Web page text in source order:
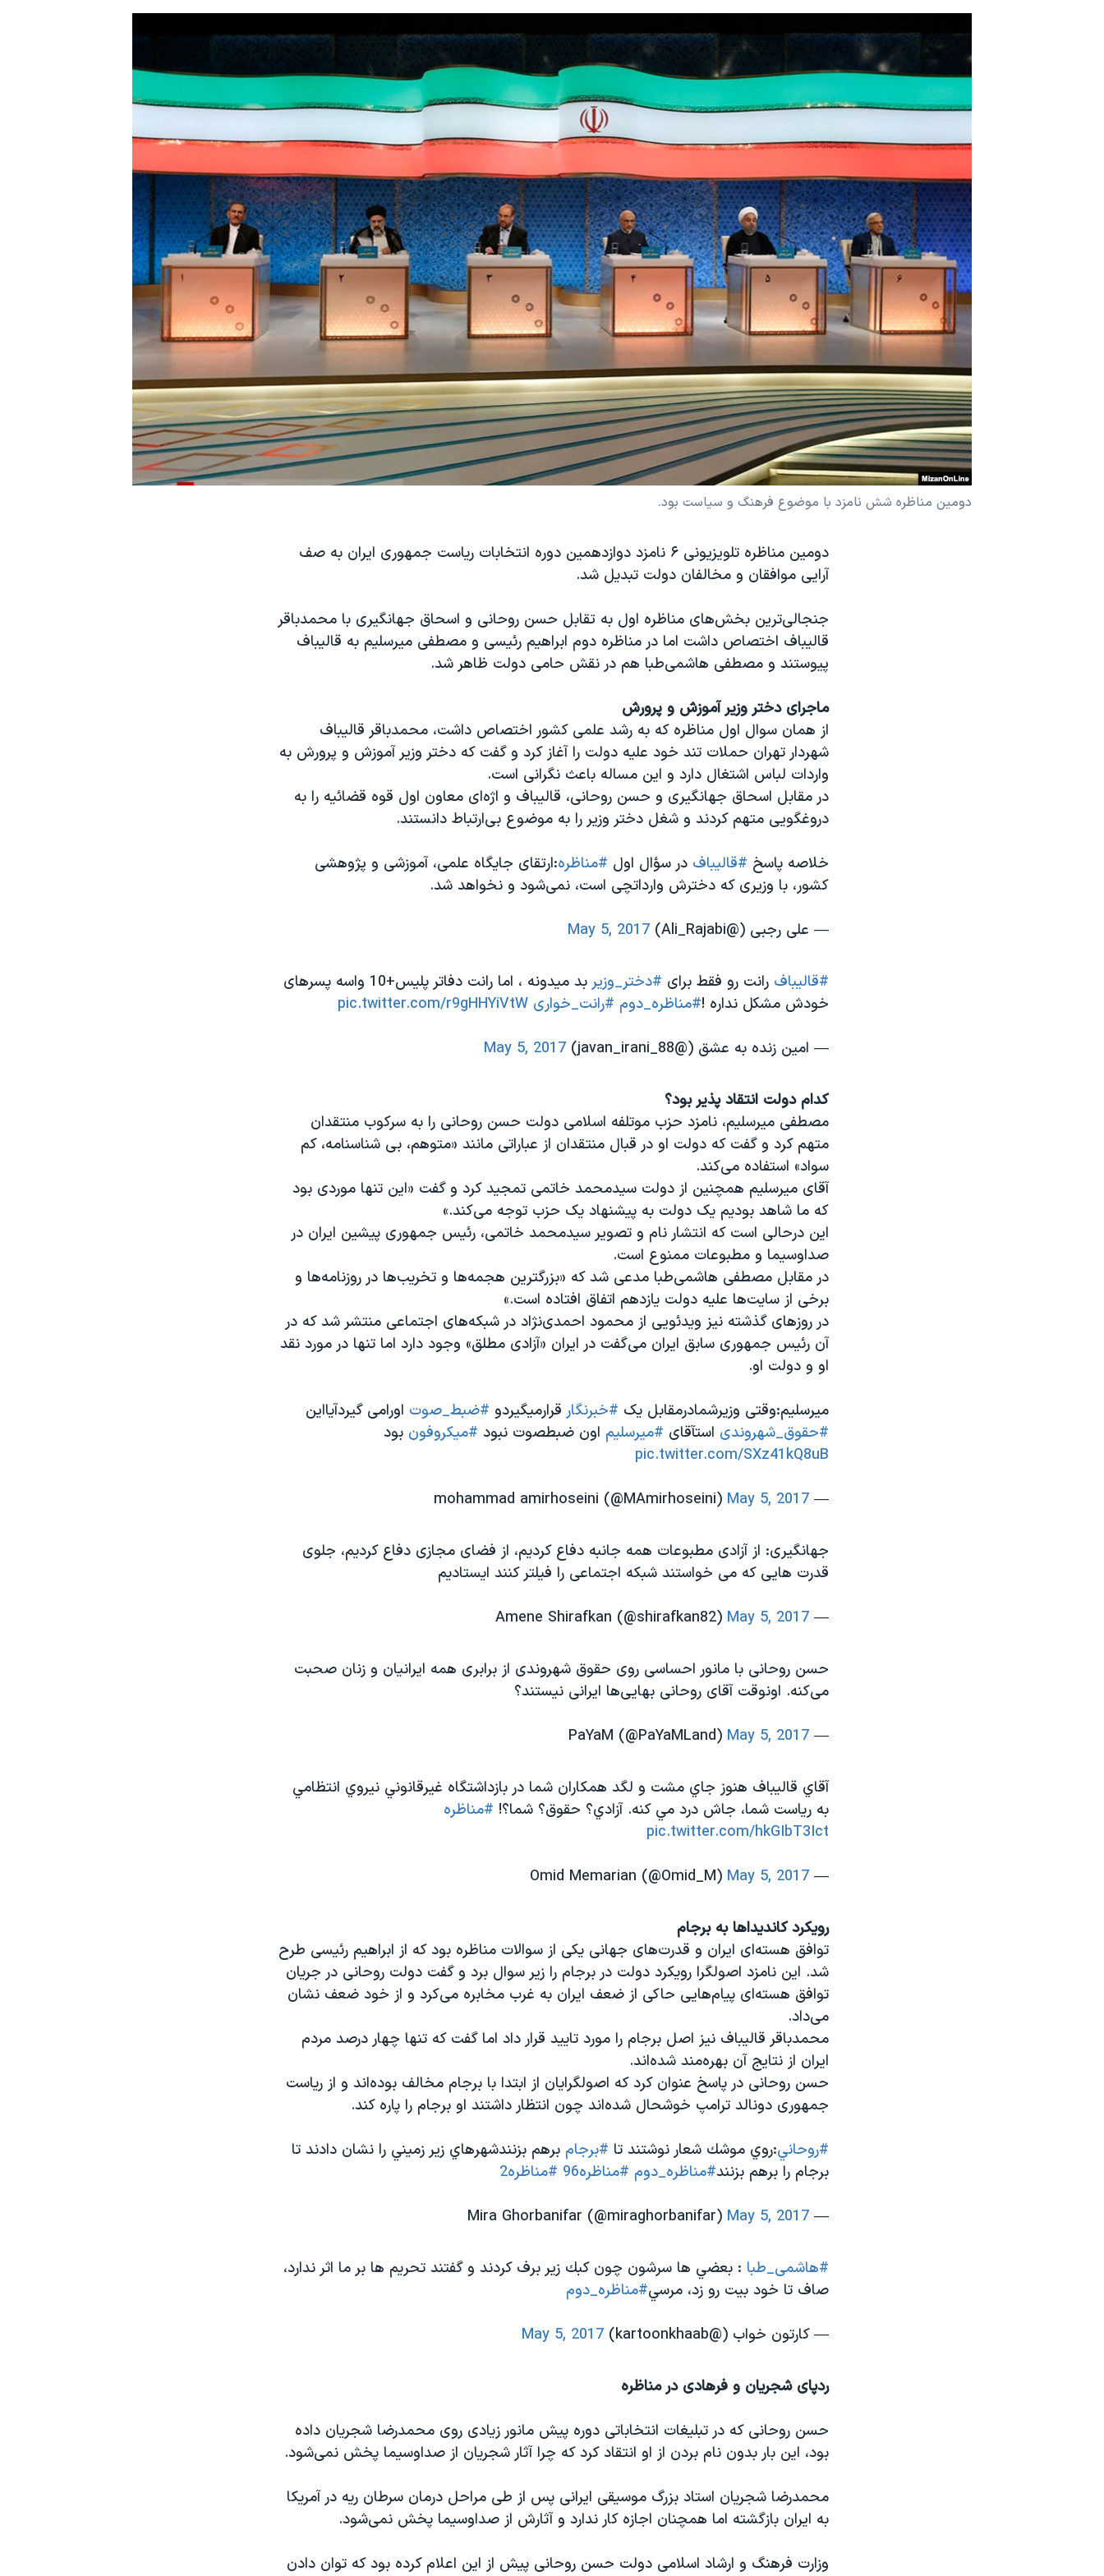
انتخابات ریاست جمهوری آمریکا ۲۰۲۴
حمله جمهوری اسلامی به اسرائیل
اعتراضات زن، زندگی، آزادی
مجموعه مستندهای دادخواهی
چهل سال گروگان‌گیری
قانون شفافیت دارائی کادر رهبری ایران
اعتراضات مردمی آبان ۹۸
نرگس محمدی برنده جایزه نوبل صلح
همایش محافظه‌کاران آمریکا «سی‌پک»
سفر پرزیدنت ترامپ به چین
دومین مناظره شش نامزد با موضوع فرهنگ و سیاست بود.
دومین مناظره تلویزیونی ۶ نامزد دوازدهمین دوره انتخابات ریاست جمهوری ایران به صف
آرایی موافقان و مخالفان دولت تبدیل شد.
جنجالی‌ترین بخش‌های مناظره اول به تقابل حسن روحانی و اسحاق جهانگیری با محمدباقر
قالیباف اختصاص داشت اما در مناظره دوم ابراهیم رئیسی و مصطفی میرسلیم به قالیباف
پیوستند و مصطفی هاشمی‌طبا هم در نقش حامی دولت ظاهر شد.
ماجرای دختر وزیر آموزش و پرورش
از همان سوال اول مناظره که به رشد علمی کشور اختصاص داشت، محمدباقر قالیباف
شهردار تهران حملات تند خود علیه دولت را آغاز کرد و گفت که دختر وزیر آموزش و پرورش به
واردات لباس اشتغال دارد و این مساله باعث نگرانی است.
در مقابل اسحاق جهانگیری و حسن روحانی، قالیباف و اژه‌ای معاون اول قوه قضائیه را به
دروغگویی متهم کردند و شغل دختر وزیر را به موضوع بی‌ارتباط دانستند.
خلاصه پاسخ #قالیباف در سؤال اول #مناظره:ارتقای جایگاه علمی‌، آموزشی و پژوهشی
كشور، با وزیری كه دخترش وارداتچی است، نمی‌شود و نخواهد شد.
— علی رجبی (@Ali_Rajabi)
May 5, 2017
#قالیباف رانت رو فقط برای #دختر_وزیر
بد میدونه ، اما رانت دفاتر پلیس+10 واسه پسرهای
خودش مشکل نداره !#مناظره_دوم #رانت_خواری pic.twitter.com/r9gHHYiVtW
— امین زنده به عشق (@javan_irani_88)
May 5, 2017
کدام دولت انتقاد پذیر بود؟
مصطفی میرسلیم، نامزد حزب موتلفه اسلامی دولت حسن روحانی را به سرکوب منتقدان
متهم کرد و گفت که دولت او در قبال منتقدان از عباراتی مانند «متوهم، بی شناسنامه، ‌کم
سواد» استفاده می‌کند.
آقای میرسلیم همچنین از دولت سیدمحمد خاتمی تمجید کرد و گفت «این تنها موردی بود
که ما شاهد بودیم یک دولت به پیشنهاد یک حزب توجه می‌کند.»
این درحالی است که انتشار نام و تصویر سیدمحمد خاتمی، رئیس جمهوری پیشین ایران در
صداوسیما و مطبوعات ممنوع است.
در مقابل مصطفی هاشمی‌طبا مدعی شد که «بزرگترین هجمه‌ها و تخریب‌ها در روزنامه‌ها و
برخی از سایت‌ها علیه دولت یازدهم اتفاق افتاده است.»
در روزهای گذشته نیز ویدئویی از محمود احمدی‌نژاد در شبکه‌های اجتماعی منتشر شد که در
آن رئیس جمهوری سابق ایران می‌گفت در ایران «آزادی مطلق» وجود دارد اما تنها در مورد نقد
او و دولت او.
میرسلیم:وقتی وزیرشمادرمقابل یک #خبرنگار قرارمیگیردو #ضبط_صوت اورامی گیردآیااین
#حقوق_شهروندی استآقای #ميرسليم اون ضبطصوت نبود #میکروفون بود
pic.twitter.com/SXz41kQ8uB
— mohammad amirhoseini (@MAmirhoseini)
May 5, 2017
جهانگیری: از آزادی مطبوعات همه جانبه دفاع کردیم، از فضای مجازی دفاع کردیم، جلوی
قدرت هایی که می خواستند شبکه اجتماعی را فیلتر کنند ایستادیم
— Amene Shirafkan (@shirafkan82)
May 5, 2017
حسن روحانی با مانور احساسی روی حقوق شهروندی از برابری همه ایرانیان و زنان صحبت
می‌کنه. اونوقت آقای روحانی بهایی‌ها ایرانی نیستند؟
— PaYaM (@PaYaMLand)
May 5, 2017
آقاي قاليباف هنوز جاي مشت و لگد همكاران شما در بازداشتگاه غيرقانوني نيروي انتظامي
به رياست شما، جاش درد مي كنه. آزادي؟ حقوق؟ شما؟! #مناظره
pic.twitter.com/hkGIbT3Ict
— Omid Memarian (@Omid_M)
May 5, 2017
رویکرد کاندیداها به برجام
توافق هسته‌ای ایران و قدرت‌های جهانی یکی از سوالات مناظره بود که از ابراهیم رئیسی طرح
شد. این نامزد اصولگرا رویکرد دولت در برجام را زیر سوال برد و گفت دولت روحانی در جریان
توافق هسته‌ای پیام‌هایی حاکی از ضعف ایران به غرب مخابره می‌کرد و از خود ضعف نشان
می‌داد.
محمدباقر قالیباف نیز اصل برجام را مورد تایید قرار داد اما گفت که تنها چهار درصد مردم
ایران از نتایج آن بهره‌مند شده‌اند.
حسن روحانی در پاسخ عنوان کرد که اصولگرایان از ابتدا با برجام مخالف بوده‌اند و از ریاست
جمهوری دونالد ترامپ خوشحال شده‌اند چون انتظار داشتند او برجام را پاره کند.
#روحاني:روي موشك شعار نوشتند تا #برجام برهم بزنندشهرهاي زير زميني را نشان دادند تا
برجام را برهم بزنند#مناظره_دوم #مناظره96
#مناظره2
— Mira Ghorbanifar (@miraghorbanifar)
May 5, 2017
#هاشمی_طبا : بعضي ها سرشون چون كبك زير برف كردند و گفتند تحريم ها بر ما اثر ندارد،
صاف تا خود بيت رو زد، مرسي#مناظره_دوم
— کارتون خواب (@kartoonkhaab)
May 5, 2017
ردپای شجریان و فرهادی در مناظره
حسن روحانی که در تبلیغات انتخاباتی دوره پیش مانور زیادی روی محمدرضا شجریان داده
بود، این بار بدون نام بردن از او انتقاد کرد که چرا آثار شجریان از صداوسیما پخش نمی‌شود.
محمدرضا شجریان استاد بزرگ موسیقی ایرانی پس از طی مراحل درمان سرطان ریه در آمریکا
به ایران بازگشته اما همچنان اجازه کار ندارد و آثارش از صداوسیما پخش نمی‌شود.
وزارت فرهنگ و ارشاد اسلامی دولت حسن روحانی پیش از این اعلام کرده بود که توان دادن